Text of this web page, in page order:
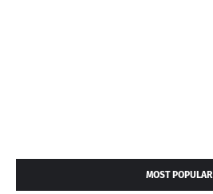
MOST POPULAR